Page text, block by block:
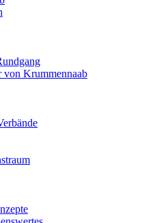
von Krummennaab